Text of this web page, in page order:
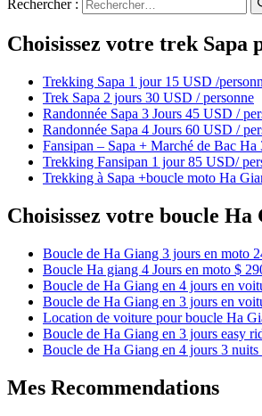
Rechercher :
Choisissez votre trek Sapa
Trekking Sapa 1 jour 15 USD /
Trek Sapa 2 jours 30 USD / personne
Randonnée Sapa 3 Jours 45 USD /
Randonnée Sapa 4 Jours 60 USD /
Fansipan – Sapa + Marché de Bac
Trekking Fansipan 1 jour 85 USD/
Trekking à Sapa +boucle moto Ha
Choisissez votre boucle
Boucle de Ha Giang 3 jours en moto
Boucle Ha giang 4 Jours en moto $
Boucle de Ha Giang en 4 jours en
Boucle de Ha Giang en 3 jours en
Location de voiture pour boucle Ha
Boucle de Ha Giang en 3 jours easy
Boucle de Ha Giang en 4 jours 3
Mes Recommendations